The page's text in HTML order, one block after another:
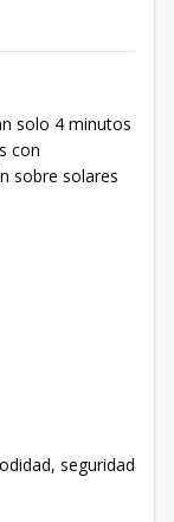
solo 4 minutos
con
sobre solares
seguridad